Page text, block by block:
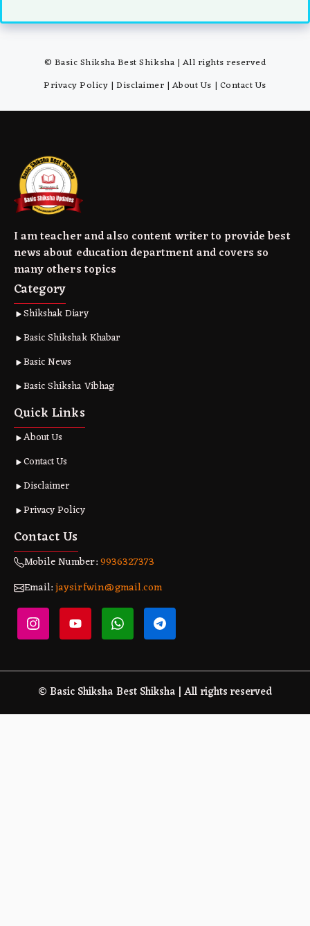
© Basic Shiksha Best Shiksha | All rights reserved
Privacy Policy |Disclaimer | About Us | Contact Us
I am teacher and also content writer to provide best
news about education department and covers so
many others topics
Category
Shikshak Diary
Basic Shikshak Khabar
Basic News
Basic Shiksha Vibhag
Quick Links
About Us
Contact Us
Disclaimer
Privacy Policy
Contact Us
Mobile Number:9936327373
Email:jaysirfwin@gmail.com
© Basic Shiksha Best Shiksha | All rights reserved